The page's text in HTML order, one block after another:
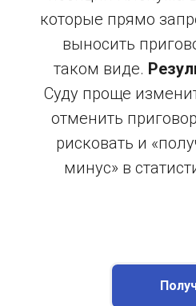
которые прямо
выносить
таком виде.
Суду проще
отменить
рисковать и
минус» в